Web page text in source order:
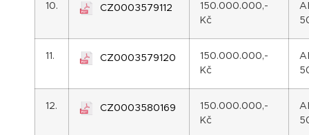
10. CZ0003579112
150.000.000,-
Kč
11. CZ0003579120
150.000.000,-
Kč
12. CZ0003580169
150.000.000,-
Kč